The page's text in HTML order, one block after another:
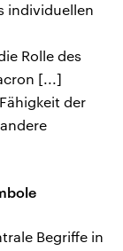
individuellen
Rolle des
[...]
der
Begriffe in